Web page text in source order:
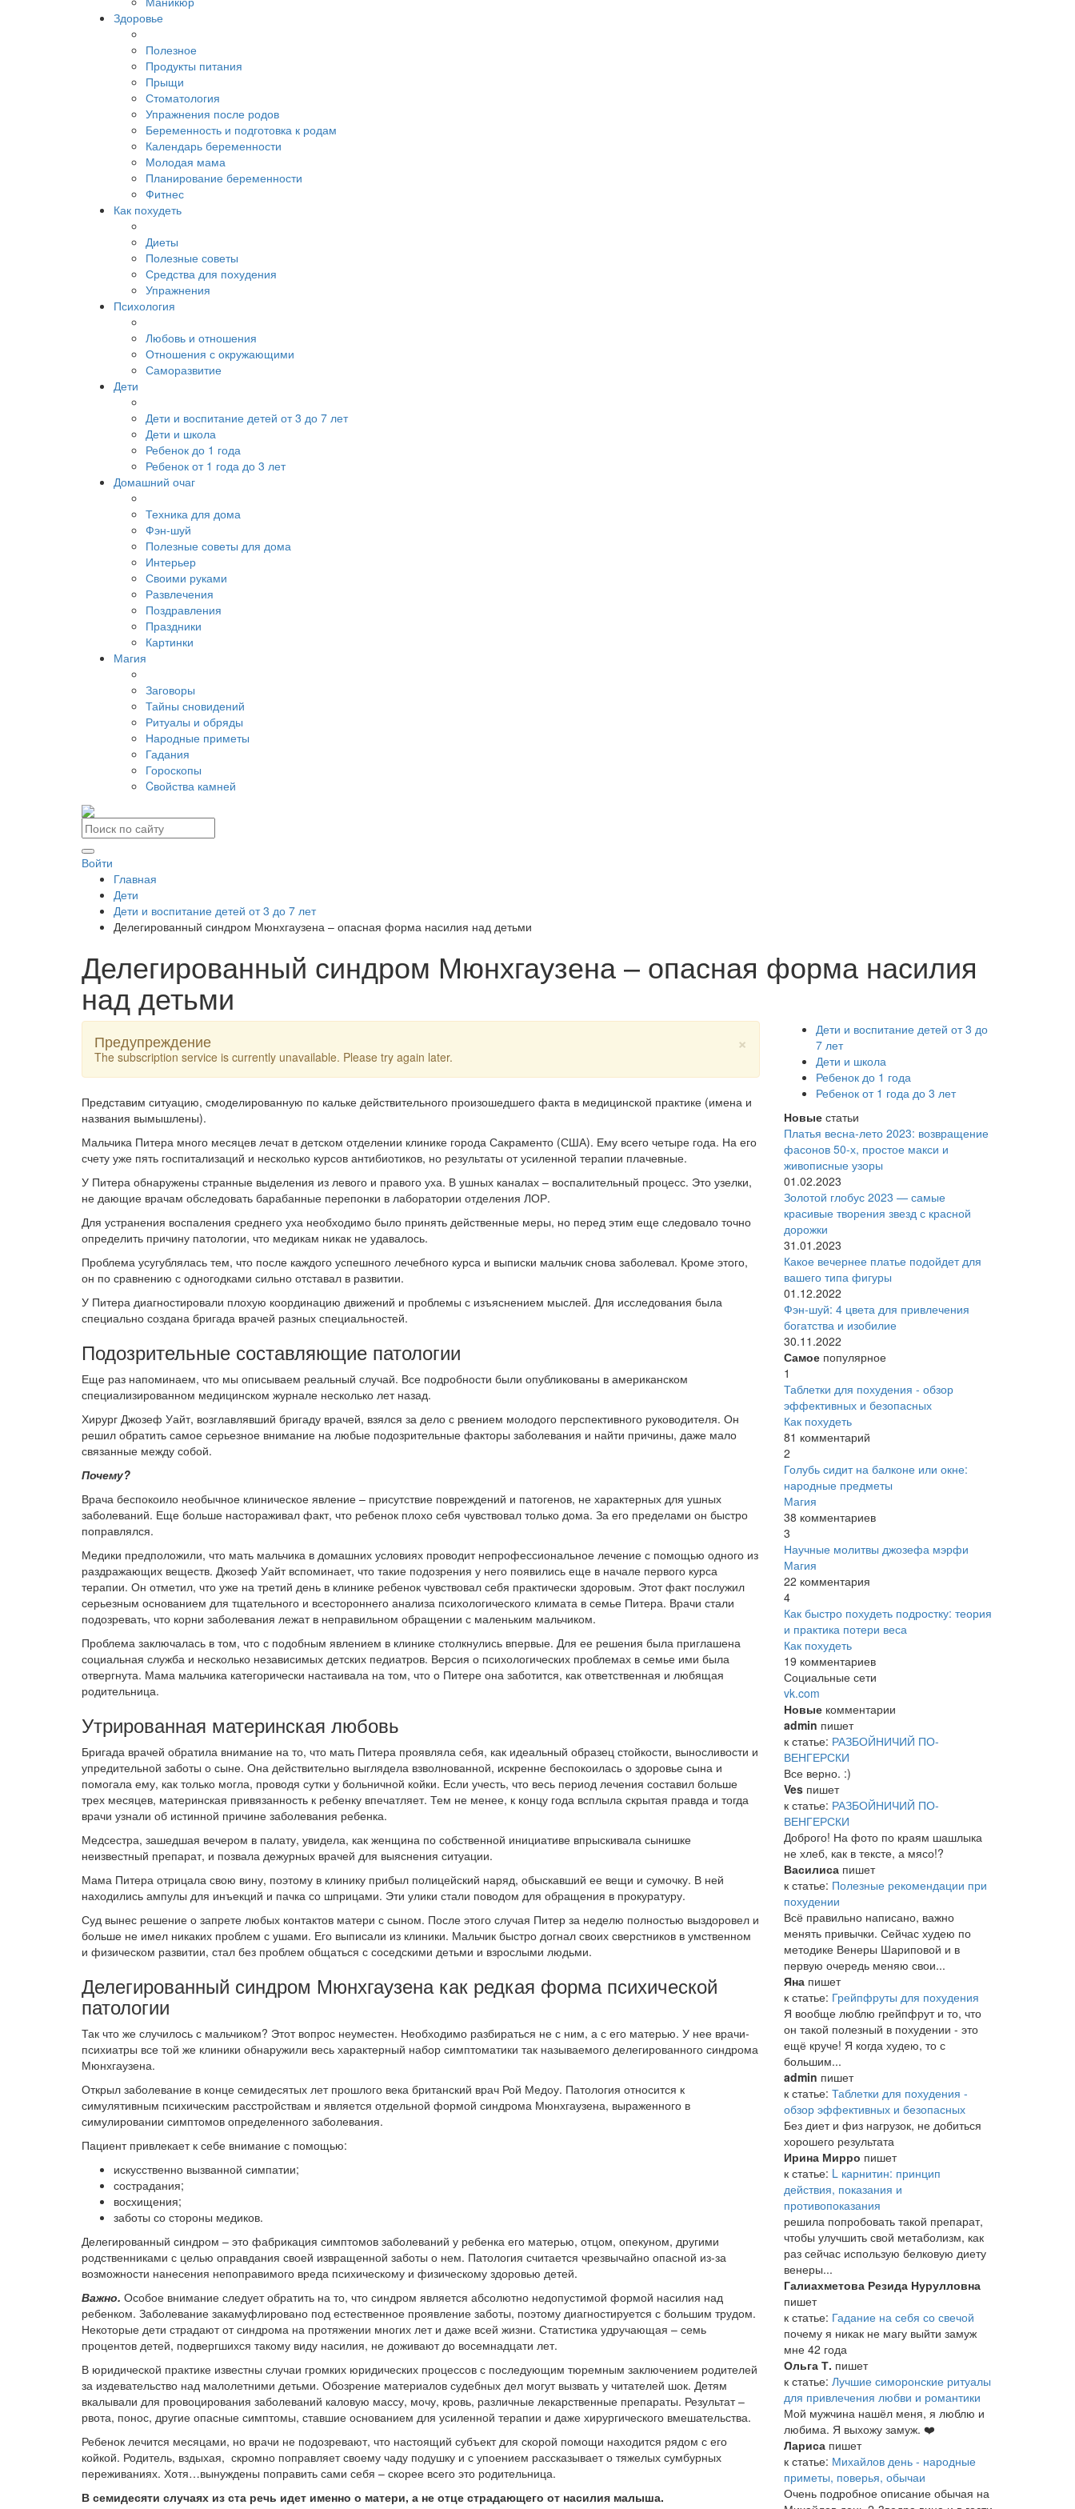
Здоровье
Полезное
Продукты питания
Прыщи
Стоматология
Упражнения после родов
Беременность и подготовка к родам
Календарь беременности
Молодая мама
Планирование беременности
Фитнес
Как похудеть
Диеты
Полезные советы
Средства для похудения
Упражнения
Психология
Любовь и отношения
Отношения с окружающими
Саморазвитие
Дети
Дети и воспитание детей от 3 до 7 лет
Дети и школа
Ребенок до 1 года
Ребенок от 1 года до 3 лет
Домашний очаг
Техника для дома
Фэн-шуй
Полезные советы для дома
Интерьер
Своими руками
Развлечения
Поздравления
Праздники
Картинки
Магия
Заговоры
Тайны сновидений
Ритуалы и обряды
Народные приметы
Гадания
Гороскопы
Cвойства камней
Войти
Главная
Дети
Дети и воспитание детей от 3 до 7 лет
Делегированный синдром Мюнхгаузена – опасная форма насилия над детьми
Делегированный синдром Мюнхгаузена – опасная форма насилия
над детьми
×
Предупреждение
The subscription service is currently unavailable. Please try again later.
Представим ситуацию, смоделированную по кальке действительного произошедшего факта в медицинской практике (имена и
названия вымышлены).
Мальчика Питера много месяцев лечат в детском отделении клинике города Сакраменто (США). Ему всего четыре года. На его
счету уже пять госпитализаций и несколько курсов антибиотиков, но результаты от усиленной терапии плачевные.
У Питера обнаружены странные выделения из левого и правого уха. В ушных каналах – воспалительный процесс. Это узелки,
не дающие врачам обследовать барабанные перепонки в лаборатории отделения ЛОР.
Для устранения воспаления среднего уха необходимо было принять действенные меры, но перед этим еще следовало точно
определить причину патологии, что медикам никак не удавалось.
Проблема усугублялась тем, что после каждого успешного лечебного курса и выписки мальчик снова заболевал. Кроме этого,
он по сравнению с одногодками сильно отставал в развитии.
У Питера диагностировали плохую координацию движений и проблемы с изъяснением мыслей. Для исследования была
специально создана бригада врачей разных специальностей.
Подозрительные составляющие патологии
Еще раз напоминаем, что мы описываем реальный случай. Все подробности были опубликованы в американском
специализированном медицинском журнале несколько лет назад.
Хирург Джозеф Уайт, возглавлявший бригаду врачей, взялся за дело с рвением молодого перспективного руководителя. Он
решил обратить самое серьезное внимание на любые подозрительные факторы заболевания и найти причины, даже мало
связанные между собой.
Почему?
Врача беспокоило необычное клиническое явление – присутствие повреждений и патогенов, не характерных для ушных
заболеваний. Еще больше настораживал факт, что ребенок плохо себя чувствовал только дома. За его пределами он быстро
поправлялся.
Медики предположили, что мать мальчика в домашних условиях проводит непрофессиональное лечение с помощью одного из
раздражающих веществ. Джозеф Уайт вспоминает, что такие подозрения у него появились еще в начале первого курса
терапии. Он отметил, что уже на третий день в клинике ребенок чувствовал себя практически здоровым. Этот факт послужил
серьезным основанием для тщательного и всестороннего анализа психологического климата в семье Питера. Врачи стали
подозревать, что корни заболевания лежат в неправильном обращении с маленьким мальчиком.
Проблема заключалась в том, что с подобным явлением в клинике столкнулись впервые. Для ее решения была приглашена
социальная служба и несколько независимых детских педиатров. Версия о психологических проблемах в семье ими была
отвергнута. Мама мальчика категорически настаивала на том, что о Питере она заботится, как ответственная и любящая
родительница.
Утрированная материнская любовь
Бригада врачей обратила внимание на то, что мать Питера проявляла себя, как идеальный образец стойкости, выносливости и
упредительной заботы о сыне. Она действительно выглядела взволнованной, искренне беспокоилась о здоровье сына и
помогала ему, как только могла, проводя сутки у больничной койки. Если учесть, что весь период лечения составил больше
трех месяцев, материнская привязанность к ребенку впечатляет. Тем не менее, к концу года всплыла скрытая правда и тогда
врачи узнали об истинной причине заболевания ребенка.
Медсестра, зашедшая вечером в палату, увидела, как женщина по собственной инициативе впрыскивала сынишке
неизвестный препарат, и позвала дежурных врачей для выяснения ситуации.
Мама Питера отрицала свою вину, поэтому в клинику прибыл полицейский наряд, обыскавший ее вещи и сумочку. В ней
находились ампулы для инъекций и пачка со шприцами. Эти улики стали поводом для обращения в прокуратуру.
Суд вынес решение о запрете любых контактов матери с сыном. После этого случая Питер за неделю полностью выздоровел и
больше не имел никаких проблем с ушами. Его выписали из клиники. Мальчик быстро догнал своих сверстников в умственном
и физическом развитии, стал без проблем общаться с соседскими детьми и взрослыми людьми.
Делегированный синдром Мюнхгаузена как редкая форма психической
патологии
Так что же случилось с мальчиком? Этот вопрос неуместен. Необходимо разбираться не с ним, а с его матерью. У нее врачи-
психиатры все той же клиники обнаружили весь характерный набор симптоматики так называемого делегированного синдрома
Мюнхгаузена.
Открыл заболевание в конце семидесятых лет прошлого века британский врач Рой Медоу. Патология относится к
симулятивным психическим расстройствам и является отдельной формой синдрома Мюнхгаузена, выраженного в
симулировании симптомов определенного заболевания.
Пациент привлекает к себе внимание с помощью:
искусственно вызванной симпатии;
сострадания;
восхищения;
заботы со стороны медиков.
Делегированный синдром – это фабрикация симптомов заболеваний у ребенка его матерью, отцом, опекуном, другими
родственниками с целью оправдания своей извращенной заботы о нем. Патология считается чрезвычайно опасной из-за
возможности нанесения непоправимого вреда психическому и физическому здоровью детей.
Важно. Особое внимание следует обратить на то, что синдром является абсолютно недопустимой формой насилия над
ребенком. Заболевание закамуфлировано под естественное проявление заботы, поэтому диагностируется с большим трудом.
Некоторые дети страдают от синдрома на протяжении многих лет и даже всей жизни. Статистика удручающая – семь
процентов детей, подвергшихся такому виду насилия, не доживают до восемнадцати лет.
В юридической практике известны случаи громких юридических процессов с последующим тюремным заключением родителей
за издевательство над малолетними детьми. Обозрение материалов судебных дел могут вызвать у читателей шок. Детям
вкалывали для провоцирования заболеваний каловую массу, мочу, кровь, различные лекарственные препараты. Результат –
рвота, понос, другие опасные симптомы, ставшие основанием для усиленной терапии и даже хирургического вмешательства.
Ребенок лечится месяцами, но врачи не подозревают, что настоящий субъект для скорой помощи находится рядом с его
койкой. Родитель, вздыхая, скромно поправляет своему чаду подушку и с упоением рассказывает о тяжелых сумбурных
переживаниях. Хотя…вынуждены поправить сами себя – скорее всего это родительница.
В семидесяти случаях из ста речь идет именно о матери, а не отце страдающего от насилия малыша.
Дети и воспитание детей от 3 до
7 лет
Дети и школа
Ребенок до 1 года
Ребенок от 1 года до 3 лет
Новыестатьи
Платья весна-лето 2023: возвращение
фасонов 50-х, простое макси и
живописные узоры
01.02.2023
Золотой глобус 2023 — самые
красивые творения звезд с красной
дорожки
31.01.2023
Какое вечернее платье подойдет для
вашего типа фигуры
01.12.2022
Фэн-шуй: 4 цвета для привлечения
богатства и изобилие
30.11.2022
Самоепопулярное
1
Таблетки для похудения - обзор
эффективных и безопасных
Как похудеть
81 комментарий
2
Голубь сидит на балконе или окне:
народные предметы
Магия
38 комментариев
3
Научные молитвы джозефа мэрфи
Магия
22 комментария
4
Как быстро похудеть подростку: теория
и практика потери веса
Как похудеть
19 комментариев
Социальные сети
vk.com
Новыекомментарии
admin пишет
к статье: РАЗБОЙНИЧИЙ ПО-
ВЕНГЕРСКИ
Все верно. :)
Vesпишет
к статье: РАЗБОЙНИЧИЙ ПО-
ВЕНГЕРСКИ
Доброго! На фото по краям шашлыка
не хлеб, как в тексте, а мясо!?
Василисапишет
к статье: Полезные рекомендации при
похудении
Всё правильно написано, важно
менять привычки. Сейчас худею по
методике Венеры Шариповой и в
первую очередь меняю свои...
Янапишет
к статье: Грейпфруты для похудения
Я вообще люблю грейпфрут и то, что
он такой полезный в похудении - это
ещё круче! Я когда худею, то с
большим...
admin пишет
к статье: Таблетки для похудения -
обзор эффективных и безопасных
Без диет и физ нагрузок, не добиться
хорошего результата
Ирина Мирро пишет
к статье: L карнитин: принцип
действия, показания и
противопоказания
решила попробовать такой препарат,
чтобы улучшить свой метаболизм, как
раз сейчас использую белковую диету
венеры...
Галиахметова Резида Нурулловна
пишет
к статье: Гадание на себя со свечой
почему я никак не магу выйти замуж
мне 42 года
Ольга Т. пишет
к статье: Лучшие симоронские ритуалы
для привлечения любви и романтики
Мой мужчина нашёл меня, я люблю и
любима. Я выхожу замуж. ❤️
Ларисапишет
к статье: Михайлов день - народные
приметы, поверья, обычаи
Очень подробное описание обычая на